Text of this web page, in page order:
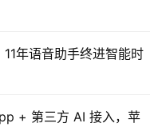
年语音助手终进智能时
+ 第三方 AI 接入，苹